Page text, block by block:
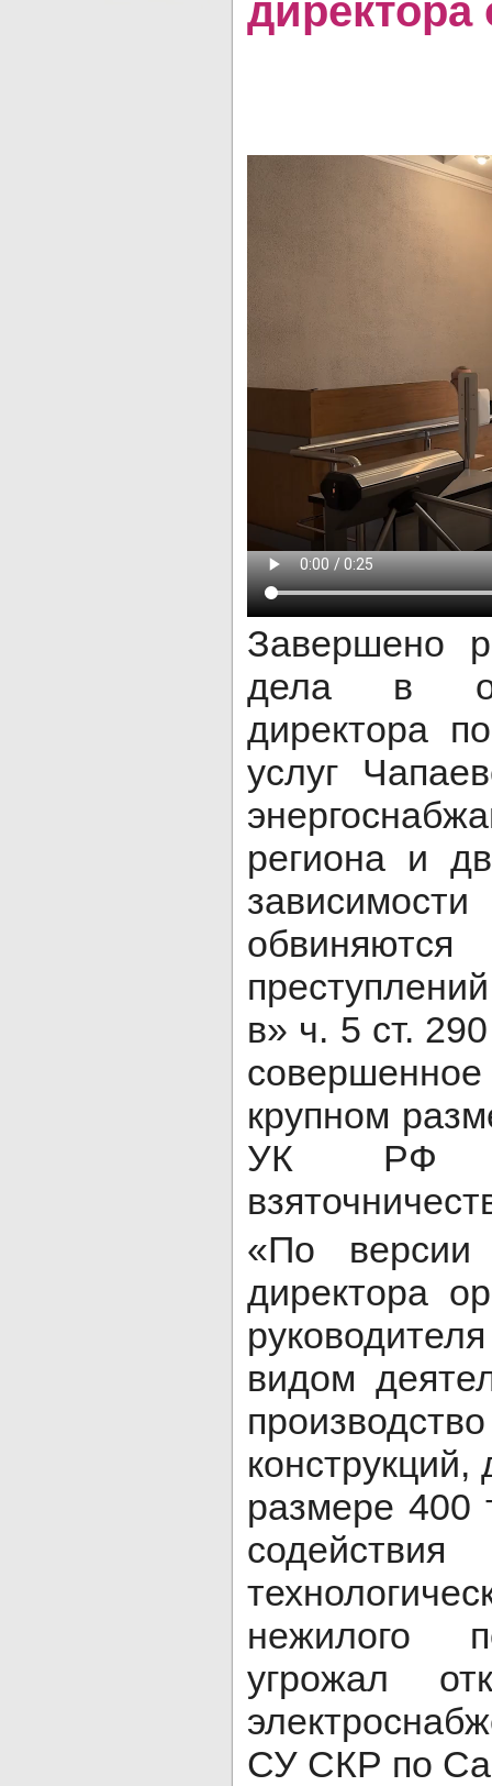
директора
Завершено
дела в
директора
услуг
региона и
в» ч. 5 ст.
крупном
УК РФ
«По версии
директора
видом
конструкций,
размере 400
нежилого
угрожал
СУ СКР по